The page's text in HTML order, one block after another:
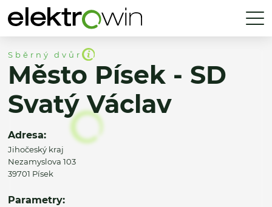
Sběrný dvůr
Město Písek - SD
Svatý Václav
Adresa:
Jihočeský kraj
Nezamyslova 103
39701 Písek
Parametry: